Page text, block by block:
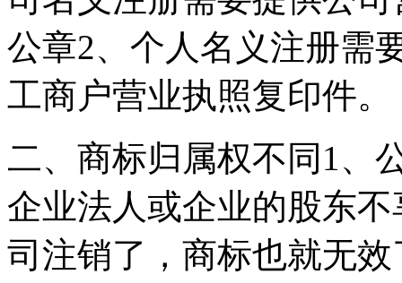
公章2、个人名义注册需
工商户营业执照复印件。
二、商标归属权不同1、
企业法人或企业的股东
司注销了，商标也就无